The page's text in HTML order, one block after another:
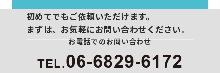
初めてでもご依頼いただけます。
まずは、お気軽にお問い合わせください。
お電話でのお問い合わせ
TEL.06-6829-6172